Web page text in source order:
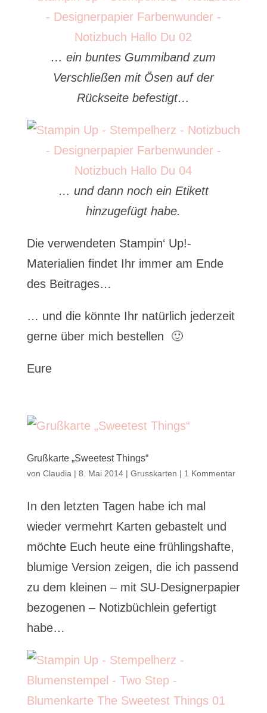
… ein buntes Gummiband zum
Verschließen mit Ösen auf der
Rückseite befestigt…
… und dann noch ein Etikett
hinzugefügt habe.
Die verwendeten Stampin‘ Up!-
Materialien findet Ihr immer am Ende
des Beitrages…
… und die könnte Ihr natürlich jederzeit
gerne über mich bestellen 🙂
Eure
Grußkarte „Sweetest Things“
von Claudia | 8. Mai 2014| Grusskarten | 1 Kommentar
In den letzten Tagen habe ich mal
wieder vermehrt Karten gebastelt und
möchte Euch heute eine frühlingshafte,
blumige Version zeigen, die ich passend
zu dem kleinen – mit SU-Designerpapier
bezogenen – Notizbüchlein gefertigt
habe…